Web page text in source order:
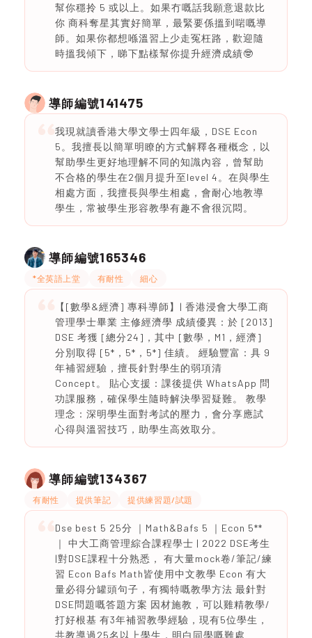
幫你穩拎 5 或以上。如果冇嘅話我願意退款比
你 商科奪星其實好簡單，最緊要係搵到啱嘅導
師。如果你都想喺溫習上少走冤枉路，歡迎隨
時搵我傾下，睇下點樣幫你提升經濟成績🤓
導師編號141475
我現就讀香港大學文學士四年級，DSE Econ
5。我擅長以簡單明瞭的方式解釋各種概念，以
幫助學生更好地理解不同的知識內容，曾幫助
不合格的學生在2個月提升至level 4。在與學生
相處方面，我擅長與學生相處，會耐心地教導
學生，常被學生形容教學有趣不會很沉悶。
導師編號165346
*全英語上堂 有耐性 細心
【[數學&經濟] 專科導師】| 香港浸會大學工商
管理學士畢業 主修經濟學 成績優異：於 [2013]
DSE 考獲 [總分24]，其中 [數學，M1，經濟]
分別取得 [5*，5*，5*] 佳績。 經驗豐富：具 9
年補習經驗，擅長針對學生的弱項清
Concept。 貼心支援：課後提供 WhatsApp 問
功課服務，確保學生隨時解決學習疑難。 教學
理念：深明學生面對考試的壓力，會分享應試
心得與溫習技巧，助學生高效取分。
導師編號134367
有耐性 提供筆記 提供練習題/試題
Dse best 5 25分 ｜Math&Bafs 5 ｜Econ 5**
｜ 中大工商管理綜合課程學士 | 2022 DSE考生
|對DSE課程十分熟悉， 有大量mock卷/筆記/練
習 Econ Bafs Math皆使用中文教學 Econ 有大
量必得分罐頭句子，有獨特嘅教學方法 最針對
DSE問題嘅答題方案 因材施教，可以雞精教學/
打好根基 有3年補習教學經驗，現有5位學生，
共教導過25名以上學生，明白同學嘅難處